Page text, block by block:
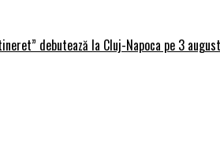
debutează la Cluj-Napoca pe 3